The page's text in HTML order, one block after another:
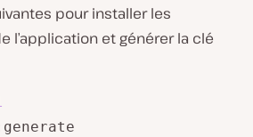
pour installer les
l’application et générer la clé